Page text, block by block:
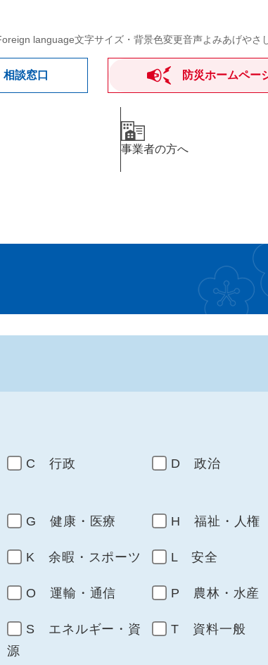
language文字サイズ・背景色変更音声よみあげやさ
相談窓口 防災ホームペー
事業者の方へ
C 行政 D 政治
G 健康・医療 H 福祉・人権
K 余暇・スポーツ L 安全
O 運輸・通信 P 農林・水産
S エネルギー・資
源
T 資料一般